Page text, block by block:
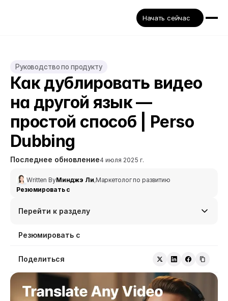
Начать сейчас
Руководство по продукту
Как дублировать видео
на другой язык —
простой способ | Perso
Dubbing
Последнее обновление4 июля 2025 г.
Written ByМинджэ Ли,Маркетолог по развитию
Резюмировать с
Перейти к разделу
Резюмировать с
Поделиться